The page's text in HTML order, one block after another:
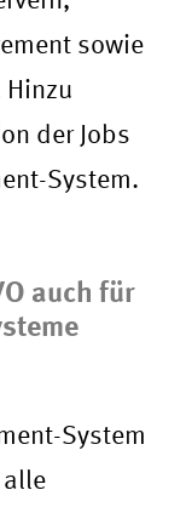
sowie
Hinzu
der Jobs
System.
auch für
System
alle